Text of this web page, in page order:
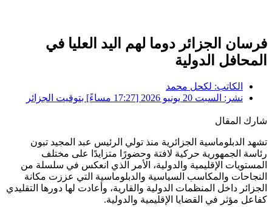
فرسان الجزائر دوما لهم اليد العليا في
المحافل الدولية
الكاتب: لكحل محمد
نشر: السبت 20 يونيو 2026 [17:27 مساءً] بتوقيت الجزائر
شارك المقال
تشهد الدبلوماسية الجزائرية منذ تولي الرئيس عبد المجيد تبون
رئاسة الجمهورية حركية لافتة وحضورًا متزايدًا على مختلف
المستويات الإقليمية والدولية، الأمر الذي انعكس في سلسلة من
النجاحات والمكاسب السياسية والدبلوماسية التي عززت مكانة
الجزائر داخل المنظمات الدولية والقارية، وأعادت لها دورها التقليدي
كفاعل مؤثر في القضايا الإقليمية والدولية.